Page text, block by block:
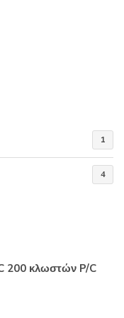
1
4
200 κλωστών P/C